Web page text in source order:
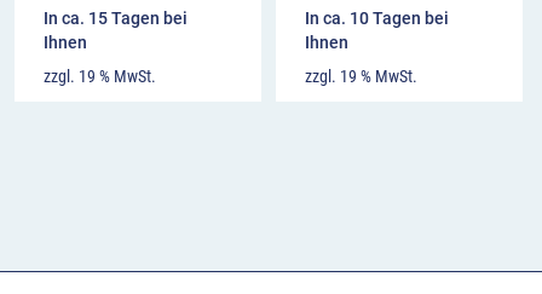
In ca. 15 Tagen bei
Ihnen
zzgl. 19 % MwSt.
In ca. 10 Tagen bei
Ihnen
zzgl. 19 % MwSt.